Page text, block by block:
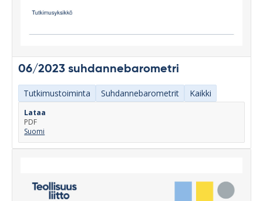
06/2023 suhdannebarometri
Tutkimustoiminta Suhdannebarometrit Kaikki
Lataa
PDF
Suomi